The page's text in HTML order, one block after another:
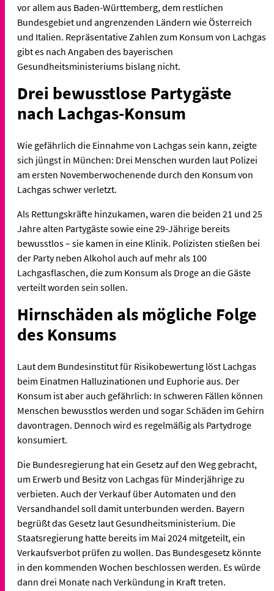
vor allem aus Baden-Württemberg, dem restlichen
Bundesgebiet und angrenzenden Ländern wie Österreich
und Italien. Repräsentative Zahlen zum Konsum von Lachgas
gibt es nach Angaben des bayerischen
Gesundheitsministeriums bislang nicht.
Drei bewusstlose Partygäste
nach Lachgas-Konsum
Wie gefährlich die Einnahme von Lachgas sein kann, zeigte
sich jüngst in München: Drei Menschen wurden laut Polizei
am ersten Novemberwochenende durch den Konsum von
Lachgas schwer verletzt.
Als Rettungskräfte hinzukamen, waren die beiden 21 und 25
Jahre alten Partygäste sowie eine 29-Jährige bereits
bewusstlos – sie kamen in eine Klinik. Polizisten stießen bei
der Party neben Alkohol auch auf mehr als 100
Lachgasflaschen, die zum Konsum als Droge an die Gäste
verteilt worden sein sollen.
Hirnschäden als mögliche Folge
des Konsums
Laut dem Bundesinstitut für Risikobewertung löst Lachgas
beim Einatmen Halluzinationen und Euphorie aus. Der
Konsum ist aber auch gefährlich: In schweren Fällen können
Menschen bewusstlos werden und sogar Schäden im Gehirn
davontragen. Dennoch wird es regelmäßig als Partydroge
konsumiert.
Die Bundesregierung hat ein Gesetz auf den Weg gebracht,
um Erwerb und Besitz von Lachgas für Minderjährige zu
verbieten. Auch der Verkauf über Automaten und den
Versandhandel soll damit unterbunden werden. Bayern
begrüßt das Gesetz laut Gesundheitsministerium. Die
Staatsregierung hatte bereits im Mai 2024 mitgeteilt, ein
Verkaufsverbot prüfen zu wollen. Das Bundesgesetz könnte
in den kommenden Wochen beschlossen werden. Es würde
dann drei Monate nach Verkündung in Kraft treten.